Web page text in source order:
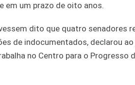
em um prazo de oito anos.
dito que quatro senadores
de indocumentados, declarou
no Centro para o Progresso